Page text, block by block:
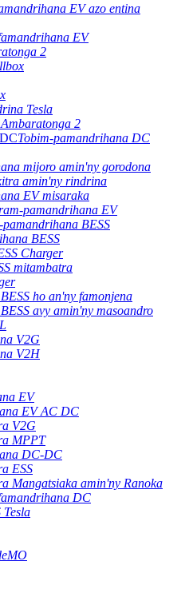
EV azo entina
EV
2
Tesla
2
Tobim-pamandrihana DC
mijoro amin'ny gorodona
amin'ny rindrina
EV misaraka
pamandrihana EV
pamandrihana BESS
BESS
Charger
mitambatra
ho an'ny famonjena
avy amin'ny masoandro
V2G
V2H
EV
EV AC DC
V2G
MPPT
DC-DC
ESS
Mangatsiaka amin'ny Ranoka
DC